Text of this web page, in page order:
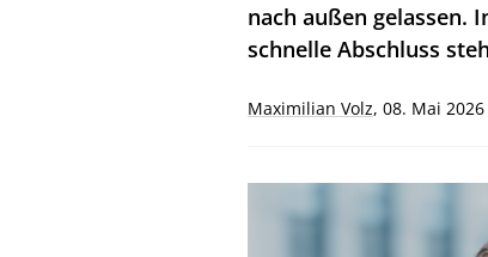
nach außen gelassen.
schnelle Abschluss
Maximilian Volz, 08. Mai 2026